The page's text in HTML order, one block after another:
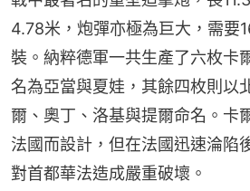
4.78米，炮彈亦極為巨大，需要
裝。納粹德軍一共生產了六枚卡
名為亞當與夏娃，其餘四枚則以
爾、奧丁、洛基與提爾命名。卡
法國而設計，但在法國迅速淪陷
對首都華法造成嚴重破壞。